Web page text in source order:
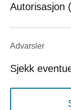
Autorisasjon
Advarsler
Sjekk